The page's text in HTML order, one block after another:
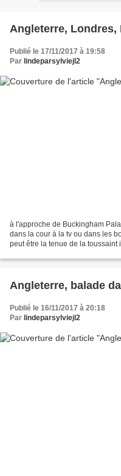
Angleterre,
Publié le 17/11/2017 à 19:58
Par lindeparsylviejl2
à l'approche de Buckingham
dans la cour à la tv ou dans les
peut être la tenue de la toussaint
Angleterre,
Publié le 16/11/2017 à 20:18
Par lindeparsylviejl2